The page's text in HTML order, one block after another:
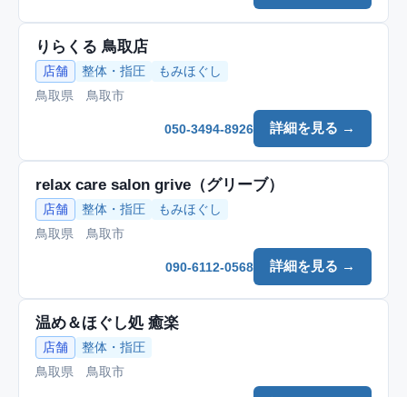
りらくる 鳥取店
店舗 整体・指圧
もみほぐし
鳥取県 鳥取市
詳細を見る →
050-3494-8926
relax care salon grive（グリーブ）
店舗 整体・指圧
もみほぐし
鳥取県 鳥取市
詳細を見る →
090-6112-0568
温め＆ほぐし処 癒楽
店舗
整体・指圧
鳥取県 鳥取市